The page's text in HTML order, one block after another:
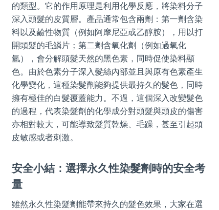
的類型。它的作用原理是利用化學反應，將染料分子
深入頭髮的皮質層。產品通常包含兩劑：第一劑含染
料以及鹼性物質（例如阿摩尼亞或乙醇胺），用以打
開頭髮的毛鱗片；第二劑含氧化劑（例如過氧化
氫），會分解頭髮天然的黑色素，同時促使染料顯
色。由於色素分子深入髮絲內部並且與原有色素產生
化學變化，這種染髮劑能夠提供最持久的髮色，同時
擁有極佳的白髮覆蓋能力。不過，這個深入改變髮色
的過程，代表染髮劑的化學成分對頭髮與頭皮的傷害
亦相對較大，可能導致髮質乾燥、毛躁，甚至引起頭
皮敏感或者刺激。
安全小結：選擇永久性染髮劑時的安全考
量
雖然永久性染髮劑能帶來持久的髮色效果，大家在選